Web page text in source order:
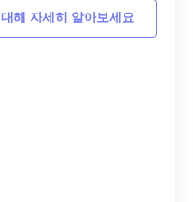
해 자세히 알아보세요